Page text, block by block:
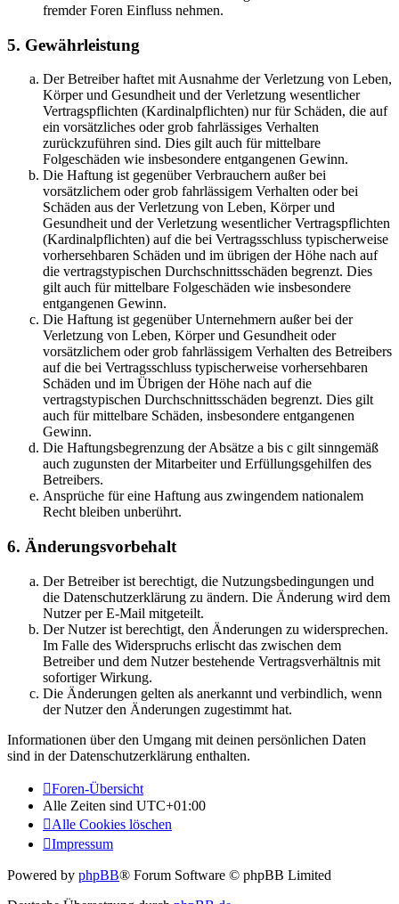
fremder Foren Einfluss nehmen.
5. Gewährleistung
Der Betreiber haftet mit Ausnahme der Verletzung von Leben,
Körper und Gesundheit und der Verletzung wesentlicher
Vertragspflichten (Kardinalpflichten) nur für Schäden, die auf
ein vorsätzliches oder grob fahrlässiges Verhalten
zurückzuführen sind. Dies gilt auch für mittelbare
Folgeschäden wie insbesondere entgangenen Gewinn.
Die Haftung ist gegenüber Verbrauchern außer bei
vorsätzlichem oder grob fahrlässigem Verhalten oder bei
Schäden aus der Verletzung von Leben, Körper und
Gesundheit und der Verletzung wesentlicher Vertragspflichten
(Kardinalpflichten) auf die bei Vertragsschluss typischerweise
vorhersehbaren Schäden und im übrigen der Höhe nach auf
die vertragstypischen Durchschnittsschäden begrenzt. Dies
gilt auch für mittelbare Folgeschäden wie insbesondere
entgangenen Gewinn.
Die Haftung ist gegenüber Unternehmern außer bei der
Verletzung von Leben, Körper und Gesundheit oder
vorsätzlichem oder grob fahrlässigem Verhalten des Betreibers
auf die bei Vertragsschluss typischerweise vorhersehbaren
Schäden und im Übrigen der Höhe nach auf die
vertragstypischen Durchschnittsschäden begrenzt. Dies gilt
auch für mittelbare Schäden, insbesondere entgangenen
Gewinn.
Die Haftungsbegrenzung der Absätze a bis c gilt sinngemäß
auch zugunsten der Mitarbeiter und Erfüllungsgehilfen des
Betreibers.
Ansprüche für eine Haftung aus zwingendem nationalem
Recht bleiben unberührt.
6. Änderungsvorbehalt
Der Betreiber ist berechtigt, die Nutzungsbedingungen und
die Datenschutzerklärung zu ändern. Die Änderung wird dem
Nutzer per E-Mail mitgeteilt.
Der Nutzer ist berechtigt, den Änderungen zu widersprechen.
Im Falle des Widerspruchs erlischt das zwischen dem
Betreiber und dem Nutzer bestehende Vertragsverhältnis mit
sofortiger Wirkung.
Die Änderungen gelten als anerkannt und verbindlich, wenn
der Nutzer den Änderungen zugestimmt hat.
Informationen über den Umgang mit deinen persönlichen Daten
sind in der Datenschutzerklärung enthalten.
Foren-Übersicht
Alle Zeiten sind UTC+01:00
Alle Cookies löschen
Impressum
Powered by phpBB® Forum Software © phpBB Limited